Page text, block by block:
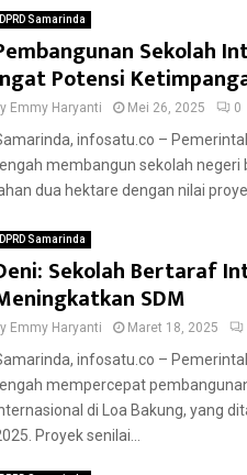
DPRD Samarinda
Sekolah
Potensi
Emmy Haryanti Mei 26, 2025 0
infosatu.co –
membangun sekolah
dua hektare dengan nilai
DPRD Samarinda
Sekolah Bertaraf
SDM
Emmy Haryanti Maret 18, 2025
infosatu.co –
mempercepat
di Loa Bakung, yang
Proyek senilai...